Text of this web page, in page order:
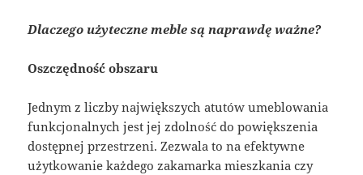
Dlaczego użyteczne meble są naprawdę ważne?
Oszczędność obszaru
Jednym z liczby największych atutów umeblowania
funkcjonalnych jest jej zdolność do powiększenia
dostępnej przestrzeni. Zezwala to na efektywne
użytkowanie każdego zakamarka mieszkania czy